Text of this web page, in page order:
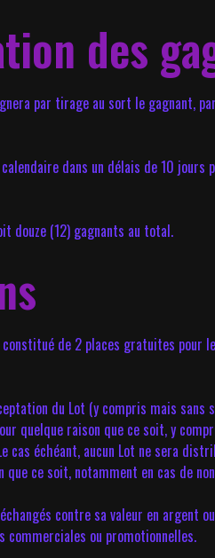
des
par tirage au sort le gagnant,
dans un délais de 10 jours
douze (12) gagnants au total.
de 2 places gratuites pour
du Lot (y compris mais
quelque raison que ce soit, y
cas échéant, aucun Lot ne sera
ce soit, notamment en cas de
contre sa valeur en argent
ou promotionnelles.